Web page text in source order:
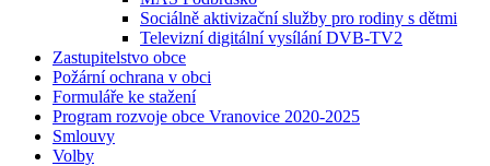
Sociálně aktivizační služby pro rodiny s dětmi
Televizní digitální vysílání DVB-TV2
Zastupitelstvo obce
Požární ochrana v obci
Formuláře ke stažení
Program rozvoje obce Vranovice 2020-2025
Smlouvy
Volby